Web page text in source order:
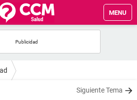
MENU
Siguiente Tema